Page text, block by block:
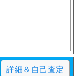
詳細＆自己査定